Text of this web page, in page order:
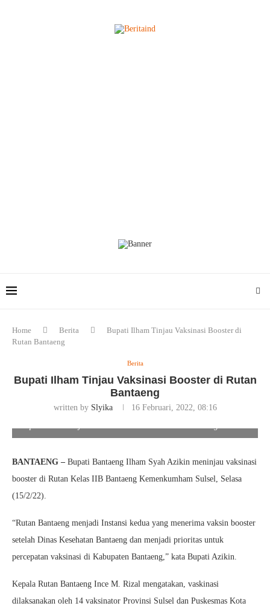
Home Berita
Bupati Ilham Tinjau Vaksinasi Booster di
Rutan Bantaeng
Berita
Bupati Ilham Tinjau Vaksinasi Booster di Rutan
Bantaeng
written by Slyika
16 Februari, 2022, 08:16
BANTAENG – Bupati Bantaeng Ilham Syah Azikin meninjau vaksinasi
booster di Rutan Kelas IIB Bantaeng Kemenkumham Sulsel, Selasa
(15/2/22).
“Rutan Bantaeng menjadi Instansi kedua yang menerima vaksin booster
setelah Dinas Kesehatan Bantaeng dan menjadi prioritas untuk
percepatan vaksinasi di Kabupaten Bantaeng,” kata Bupati Azikin.
Kepala Rutan Bantaeng Ince M. Rizal mengatakan, vaskinasi
dilaksanakan oleh 14 vaksinator Provinsi Sulsel dan Puskesmas Kota